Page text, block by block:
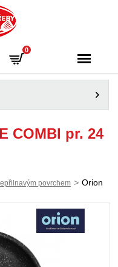
0
COMBI pr. 24
povrchem > Orion